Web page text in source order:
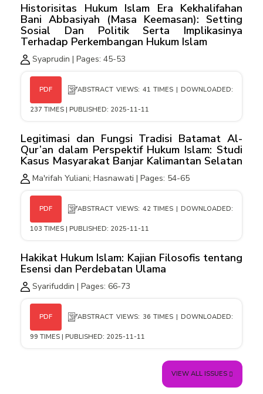
Historisitas Hukum Islam Era Kekhalifahan
Bani Abbasiyah (Masa Keemasan): Setting
Sosial Dan Politik Serta Implikasinya
Terhadap Perkembangan Hukum Islam
Syaprudin | Pages: 45-53
PDF ABSTRACT VIEWS: 41 TIMES | DOWNLOADED:
237 TIMES | PUBLISHED: 2025-11-11
Legitimasi dan Fungsi Tradisi Batamat Al-
Qur’an dalam Perspektif Hukum Islam: Studi
Kasus Masyarakat Banjar Kalimantan Selatan
Ma'rifah Yuliani; Hasnawati | Pages: 54-65
PDF ABSTRACT VIEWS: 42 TIMES | DOWNLOADED:
103 TIMES | PUBLISHED: 2025-11-11
Hakikat Hukum Islam: Kajian Filosofis tentang
Esensi dan Perdebatan Ulama
Syarifuddin | Pages: 66-73
PDF ABSTRACT VIEWS: 36 TIMES | DOWNLOADED:
99 TIMES | PUBLISHED: 2025-11-11
VIEW ALL ISSUES